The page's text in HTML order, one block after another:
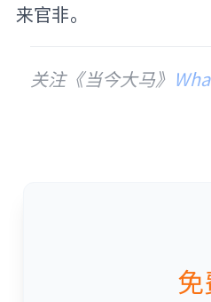
来官非。
关注《当今大马》